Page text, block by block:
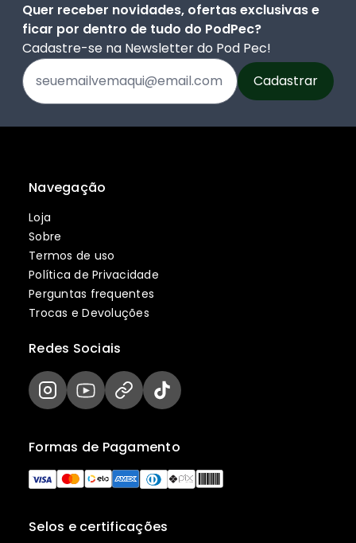
Quer receber novidades, ofertas exclusivas e
ficar por dentro de tudo do PodPec?
Cadastre-se na Newsletter do Pod Pec!
Navegação
Loja
Sobre
Termos de uso
Política de Privacidade
Perguntas frequentes
Trocas e Devoluções
Selos e certificações
Formas de Pagamento
Redes Sociais